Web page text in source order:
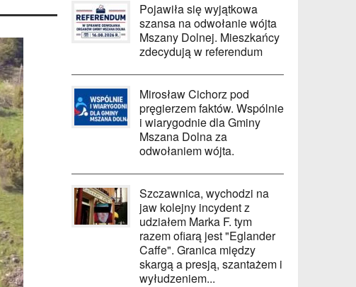
Pojawiła się wyjątkowa
szansa na odwołanie wójta
Mszany Dolnej. Mieszkańcy
zdecydują w referendum
Mirosław Cichorz pod
pręgierzem faktów. Wspólnie
i wiarygodnie dla Gminy
Mszana Dolna za
odwołaniem wójta.
Szczawnica, wychodzi na
jaw kolejny incydent z
udziałem Marka F. tym
razem ofiarą jest "Eglander
Caffe". Granica między
skargą a presją, szantażem i
wyłudzeniem...